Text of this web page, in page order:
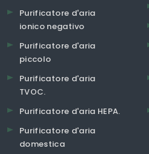
Purificatore d'aria
ionico negativo
Purificatore d'aria
piccolo
Purificatore d'aria
TVOC.
Purificatore d'aria HEPA.
Purificatore d'aria
domestica